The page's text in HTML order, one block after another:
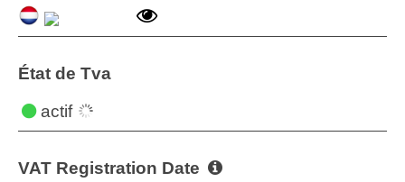
État de Tva
actif
VAT Registration Date